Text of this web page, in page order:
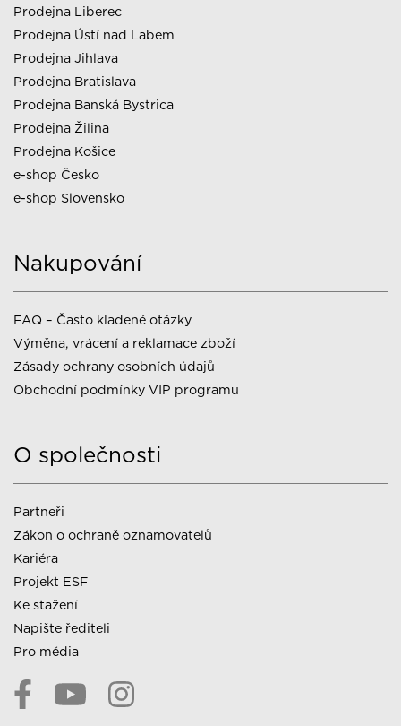
Prodejna Liberec
Prodejna Ústí nad Labem
Prodejna Jihlava
Prodejna Bratislava
Prodejna Banská Bystrica
Prodejna Žilina
Prodejna Košice
e-shop Česko
e-shop Slovensko
Nakupování
FAQ – Často kladené otázky
Výměna, vrácení a reklamace zboží
Zásady ochrany osobních údajů
Obchodní podmínky VIP programu
O společnosti
Partneři
Zákon o ochraně oznamovatelů
Kariéra
Projekt ESF
Ke stažení
Napište řediteli
Pro média